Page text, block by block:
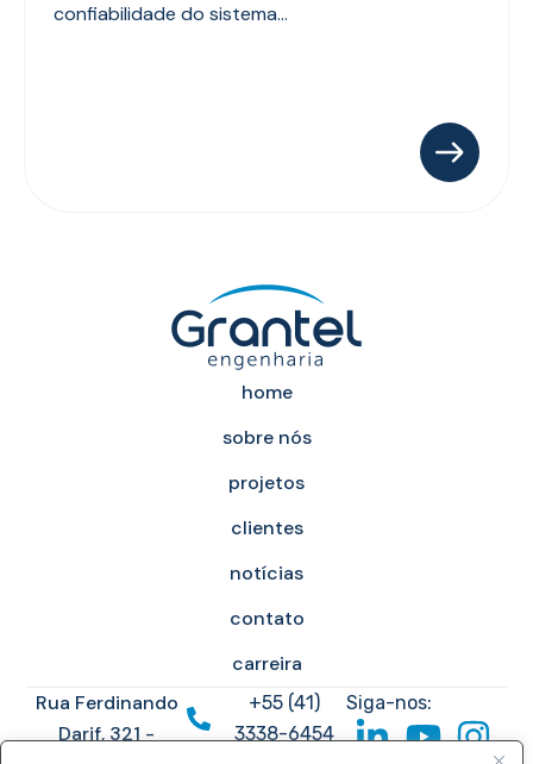
confiabilidade do sistema...
home
sobre nós
projetos
clientes
notícias
contato
carreira
Rua Ferdinando
Darif, 321 -
+55 (41)
3338-6454
Siga-nos: